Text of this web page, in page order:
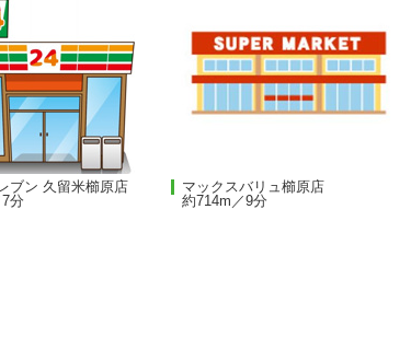
ブン 久留米櫛原店
分
マックスバリュ櫛原店
約714m／9分